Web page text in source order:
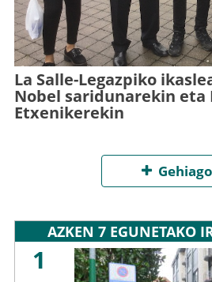
La Salle-Legazpiko
Nobel saridunarekin eta
Etxenikerekin
Gehiago
AZKEN 7 EGUNETAKO
1